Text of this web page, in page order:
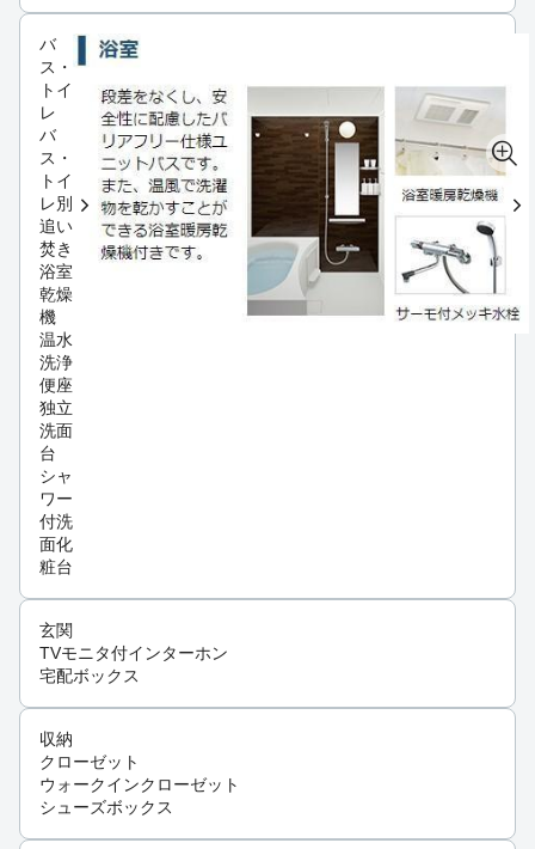
バ
ス・
トイ
レ
バ
ス・
トイ
レ別
追い
焚き
浴室
乾燥
機
温水
洗浄
便座
独立
洗面
台
シャ
ワー
付洗
面化
粧台
玄関
TVモニタ付インターホン
宅配ボックス
収納
クローゼット
ウォークインクローゼット
シューズボックス